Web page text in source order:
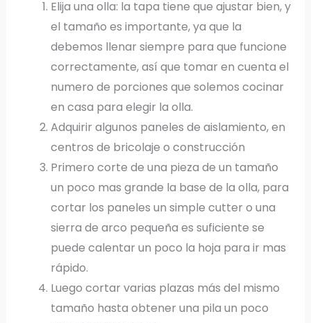
Elija una olla: la tapa tiene que ajustar bien, y
el tamaño es importante, ya que la
debemos llenar siempre para que funcione
correctamente, así que tomar en cuenta el
numero de porciones que solemos cocinar
en casa para elegir la olla.
Adquirir algunos paneles de aislamiento, en
centros de bricolaje o construcción
Primero corte de una pieza de un tamaño
un poco mas grande la base de la olla, para
cortar los paneles un simple cutter o una
sierra de arco pequeña es suficiente se
puede calentar un poco la hoja para ir mas
rápido.
Luego cortar varias plazas más del mismo
tamaño hasta obtener una pila un poco